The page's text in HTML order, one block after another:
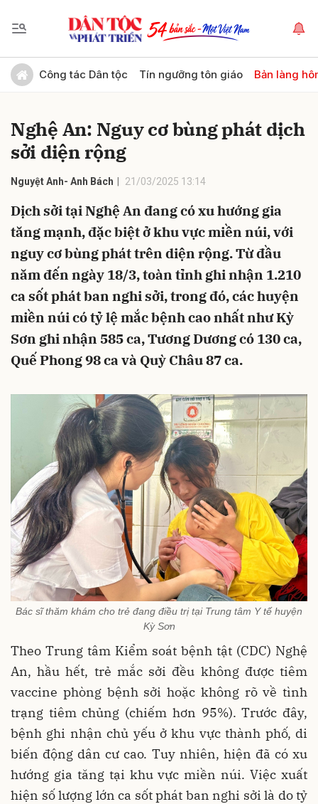
Công tác Dân tộc Tín ngưỡng tôn giáo Bản làng
Nghệ An: Nguy cơ bùng phát dịch
sởi diện rộng
Nguyệt Anh- Anh Bách 21/03/2025 13:14
Dịch sởi tại Nghệ An đang có xu hướng gia
tăng mạnh, đặc biệt ở khu vực miền núi, với
nguy cơ bùng phát trên diện rộng. Từ đầu
năm đến ngày 18/3, toàn tỉnh ghi nhận 1.210
ca sốt phát ban nghi sởi, trong đó, các huyện
miền núi có tỷ lệ mắc bệnh cao nhất như Kỳ
Sơn ghi nhận 585 ca, Tương Dương có 130 ca,
Quế Phong 98 ca và Quỳ Châu 87 ca.
Bác sĩ thăm khám cho trẻ đang điều trị tại Trung tâm Y tế huyện
Kỳ Sơn
Theo Trung tâm Kiểm soát bệnh tật (CDC) Nghệ
An, hầu hết, trẻ mắc sởi đều không được tiêm
vaccine phòng bệnh sởi hoặc không rõ về tình
trạng tiêm chủng (chiếm hơn 95%). Trước đây,
bệnh ghi nhận chủ yếu ở khu vực thành phố, di
biến động dân cư cao. Tuy nhiên, hiện đã có xu
hướng gia tăng tại khu vực miền núi. Việc xuất
hiện số lượng lớn ca sốt phát ban nghi sởi là do tỷ
Gửi bình luận
Hủy Gửi